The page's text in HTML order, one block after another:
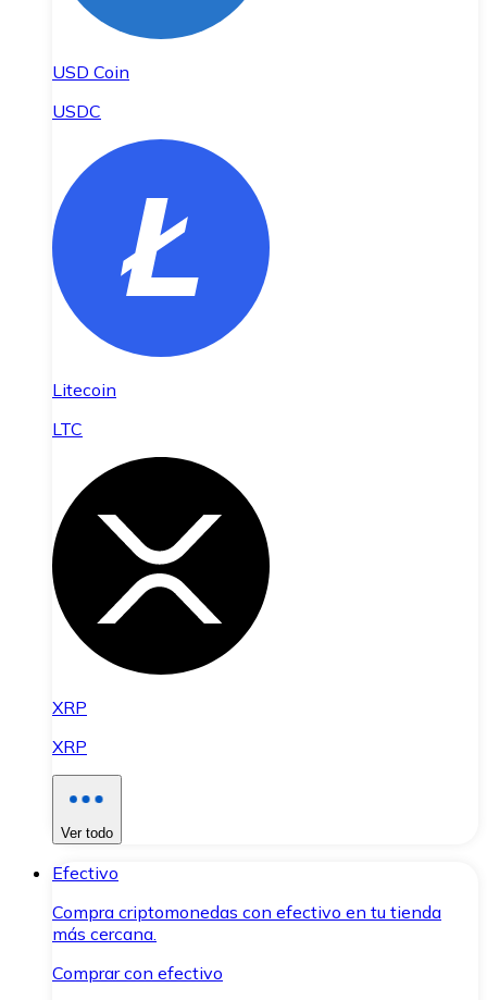
USD Coin
USDC
Litecoin
LTC
XRP
XRP
Ver todo
Efectivo
Compra criptomonedas con efectivo en tu tienda
más cercana.
Comprar con efectivo